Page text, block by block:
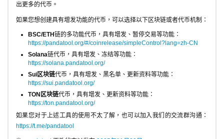
出更多的代币。
如果您想创建具有增发功能的代币，可以选择以下区块链或者代币机制：
BSC/ETH链的多功能代币，具有增发、暂停交易等功能：
https://pandatool.org/#/coinrelease/simpleControl?lang=zh-CN
Solana链代币，具有增发、冻结等功能：
https://solana.pandatool.org/
Sui区块链代币，具有增发、黑名单、更新资料等功能：
https://sui.pandatool.org/
TON区块链代币，具有增发、更新资料等功能：
https://ton.pandatool.org/
如果您对于上述工具的使用不太了解，也可以加入我们的交流群沟通：
https://t.me/pandatool